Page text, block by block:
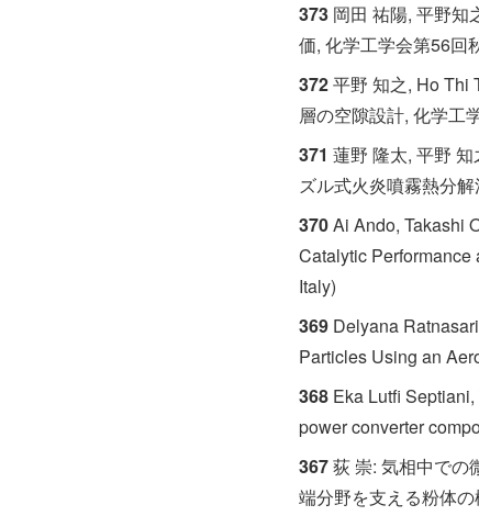
373 岡田 祐陽, 平野知
価, 化学工学会第56回
372平野 知之, Ho Thi
層の空隙設計, 化学工
371 蓮野 隆太, 平野
ズル式火炎噴霧熱分
370Ai Ando, Takashi
Catalytic
Italy)
369 Delyana
Particles Using an
368 Eka Lutfi
power converter
367荻 崇: 気相中での
端分野を支える粉体